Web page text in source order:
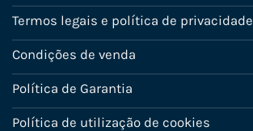
Termos legais e política de privacidade
Condições de venda
Política de Garantia
Política de utilização de cookies